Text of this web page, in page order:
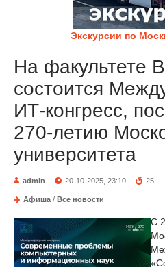
Экскурсии по
На факультете
состоится
ИТ-конгресс,
270-летию
университета
admin 20-10-2025, 23:10 25
Афиша / Все новости
С